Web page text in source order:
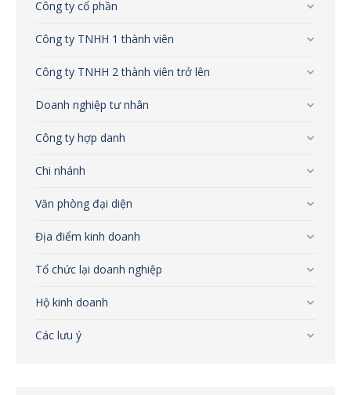
Công ty cổ phần
Công ty TNHH 1 thành viên
Công ty TNHH 2 thành viên trở lên
Doanh nghiệp tư nhân
Công ty hợp danh
Chi nhánh
Văn phòng đại diện
Địa điểm kinh doanh
Tổ chức lại doanh nghiệp
Hộ kinh doanh
Các lưu ý